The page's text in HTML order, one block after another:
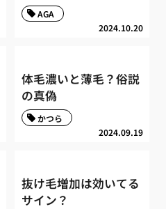
2024.10.20
AGA
体毛濃いと薄毛？俗説
の真偽
2024.09.19
かつら
抜け毛増加は効いてる
サイン？